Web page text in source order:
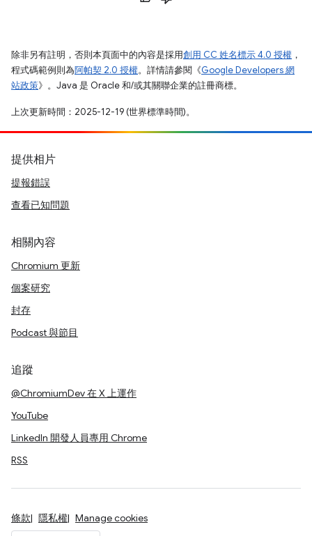
除非另有註明，否則本頁面中的內容是採用創用 CC 姓名標示 4.0 授權 ，
程式碼範例則為阿帕契 2.0 授權。詳情請參閱《Google Developers 網
站政策》。Java 是 Oracle 和/或其關聯企業的註冊商標。
上次更新時間：2025-12-19 (世界標準時間)。
提供相片
提報錯誤
查看已知問題
相關內容
Chromium 更新
個案研究
封存
Podcast 與節目
追蹤
@ChromiumDev 在 X 上運作
YouTube
LinkedIn 開發人員專用 Chrome
RSS
條款 隱私權 Manage cookies